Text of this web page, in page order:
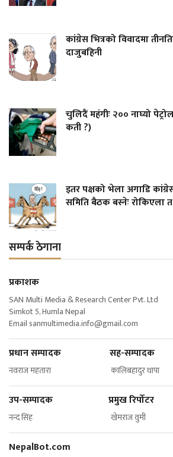
कांग्रेस भित्रको विवादमा
दाजुबहिनी
चुलिदैं महंगीः २०० नाघ्यो
कती ?)
इतर पक्षको भेला अगाडि
समिति बैठक बस्नेः रोकिएला
सम्पर्क ठेगाना
प्रकाशक
SAN Multi Media & Research Center Pvt. Ltd
Simkot 5, Humla Nepal
Email sanmultimedia.info@gmail.com
प्रधान सम्पादक सह-सम्पादक
नवराज महतारा कालिबहादुर थापा
उप-सम्पादक प्रमुख रिर्पोटर
नन्द सिंह खेमराज वुमी
NepalBot.com